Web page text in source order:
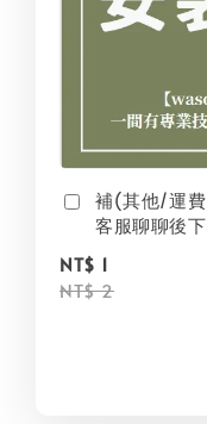
補(其他/運
客服聊聊後
NT$ 1
NT$ 2